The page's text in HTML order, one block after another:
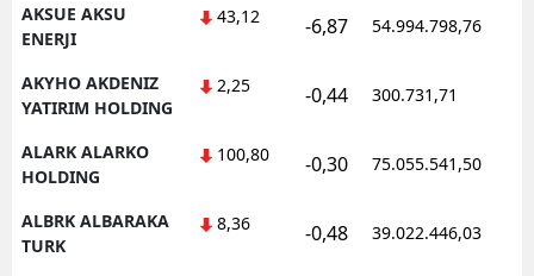
Sinop
Trabzon
AKSUE AKSU
ENERJI
43,12 -6,87 54.994.798,76
AKYHO AKDENIZ
YATIRIM HOLDING
2,25 -0,44 300.731,71
ALARK ALARKO
HOLDING
100,80 -0,30 75.055.541,50
ALBRK ALBARAKA
TURK
8,36 -0,48 39.022.446,03